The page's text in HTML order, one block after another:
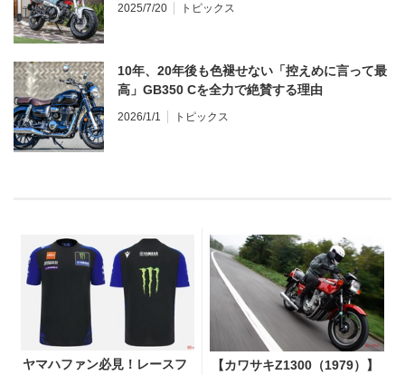
2025/7/20 トピックス
10年、20年後も色褪せない「控えめに言って最
高」GB350 Cを全力で絶賛する理由
2026/1/1 トピックス
ヤマハファン必見！レースフ
【カワサキZ1300（1979）】